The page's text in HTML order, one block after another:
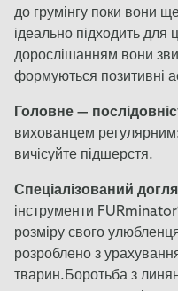
до грумінгу поки вони
ідеально підходить для
дорослішанням вони
формуються позитивні
Головне —
вихованцем
вичісуйте підшерстя.
Спеціалізований
інструменти
розміру свого
розроблено з
тварин.Боротьба з